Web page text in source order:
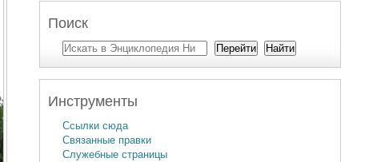
Поиск
Инструменты
Ссылки сюда
Связанные правки
Служебные страницы